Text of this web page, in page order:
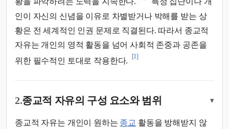
인이 자신의 신념을 이유로 차별받거나 박해를 받는 상
황은 전 세계적인 인권 문제로 직결된다. 따라서 종교적
자유는 개인의 영적 활동을 넘어 사회적 존중과 공존을
위한 필수적인 토대로 작용한다.
[1]
2.종교적 자유의 구성 요소와 범위 ▾
종교적 자유는 개인이 원하는 종교 활동을 방해받지 않